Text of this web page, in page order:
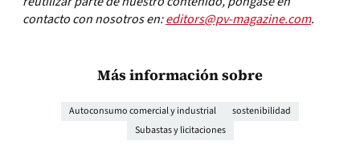
contacto con nosotros en:editors@pv-magazine.com.
Más información sobre
Autoconsumo comercial y industrial
sostenibilidad
Subastas y licitaciones